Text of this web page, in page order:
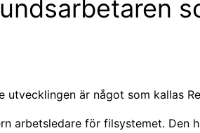
utvecklingen är något som kallas
arbetsledare för filsystemet. Den